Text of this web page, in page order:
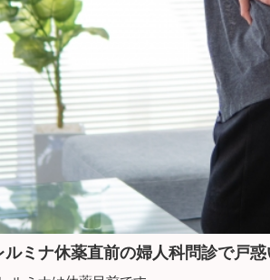
ミナ休薬直前の婦人科問診で戸惑